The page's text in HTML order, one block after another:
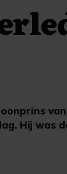
Hij was